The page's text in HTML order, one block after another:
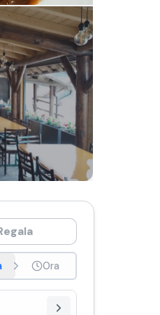
Ora